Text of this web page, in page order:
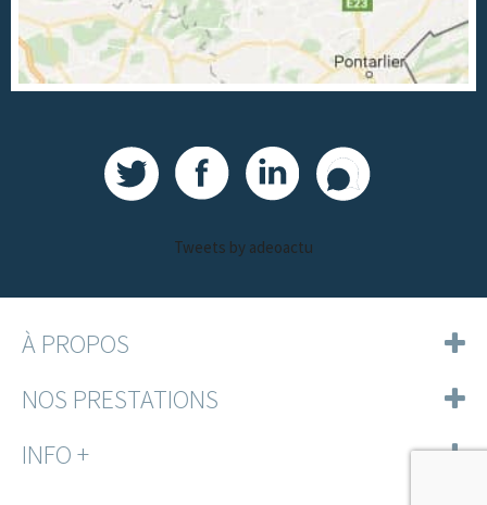
Tweets by adeoactu
À PROPOS
NOS PRESTATIONS
INFO +